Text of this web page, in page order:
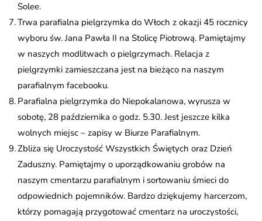
Solee.
Trwa parafialna pielgrzymka do Włoch z okazji 45 rocznicy
wyboru św. Jana Pawła II na Stolicę Piotrową. Pamiętajmy
w naszych modlitwach o pielgrzymach. Relacja z
pielgrzymki zamieszczana jest na bieżąco na naszym
parafialnym facebooku.
Parafialna pielgrzymka do Niepokalanowa, wyrusza w
sobotę, 28 października o godz. 5.30. Jest jeszcze kilka
wolnych miejsc – zapisy w Biurze Parafialnym.
Zbliża się Uroczystość Wszystkich Świętych oraz Dzień
Zaduszny. Pamiętajmy o uporządkowaniu grobów na
naszym cmentarzu parafialnym i sortowaniu śmieci do
odpowiednich pojemników. Bardzo dziękujemy harcerzom,
którzy pomagają przygotować cmentarz na uroczystości,